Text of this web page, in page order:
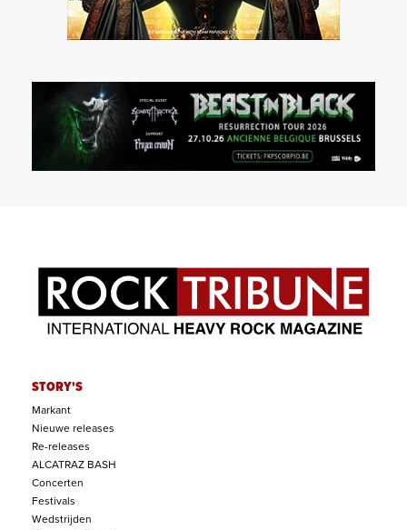
STORY'S
Markant
Nieuwe releases
Re-releases
ALCATRAZ BASH
Concerten
Festivals
Wedstrijden